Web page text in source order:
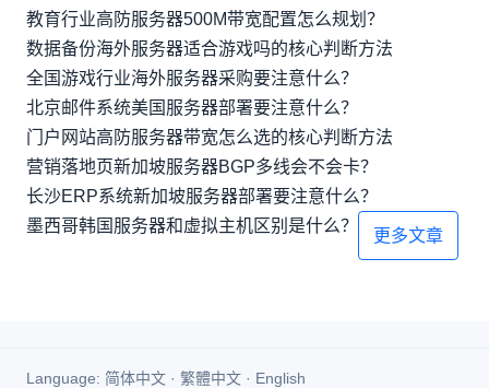
教育行业高防服务器500M带宽配置怎么规划？
数据备份海外服务器适合游戏吗的核心判断方法
全国游戏行业海外服务器采购要注意什么？
北京邮件系统美国服务器部署要注意什么？
门户网站高防服务器带宽怎么选的核心判断方法
营销落地页新加坡服务器BGP多线会不会卡？
长沙ERP系统新加坡服务器部署要注意什么？
墨西哥韩国服务器和虚拟主机区别是什么？
更多文章
Language: 简体中文 · 繁體中文 · English